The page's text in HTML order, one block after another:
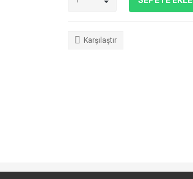
Karşılaştır